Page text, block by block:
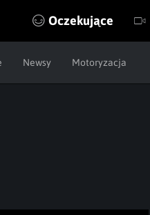
Oczekujące
Newsy Motoryzacja